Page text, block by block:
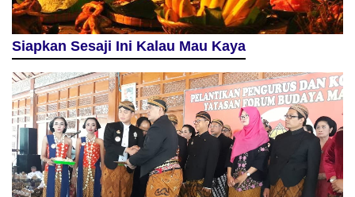
Siapkan Sesaji Ini Kalau Mau Kaya